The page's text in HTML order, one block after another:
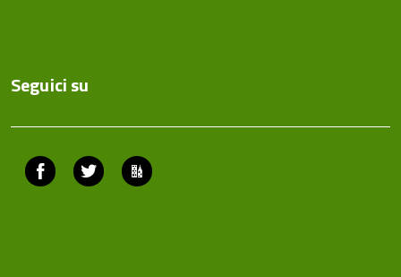
Seguici su
Facebook Twitter